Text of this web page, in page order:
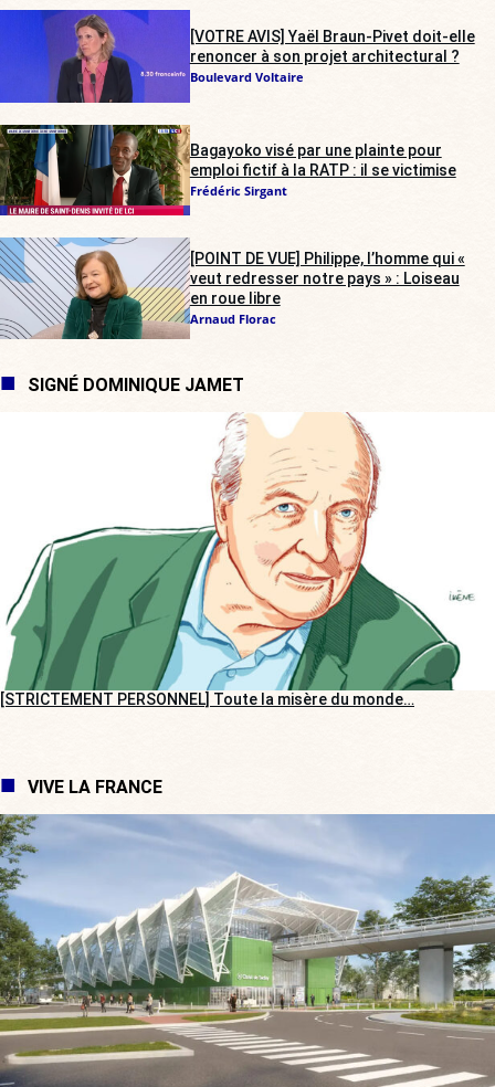
[VOTRE AVIS] Yaël Braun-Pivet doit-elle
renoncer à son projet architectural ?
Boulevard Voltaire
Bagayoko visé par une plainte pour
emploi fictif à la RATP : il se victimise
Frédéric Sirgant
[POINT DE VUE] Philippe, l’homme qui «
veut redresser notre pays » : Loiseau
en roue libre
Arnaud Florac
SIGNÉ DOMINIQUE JAMET
[STRICTEMENT PERSONNEL] Toute la misère du monde…
VIVE LA FRANCE